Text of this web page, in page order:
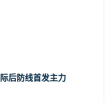
后防线首发主力